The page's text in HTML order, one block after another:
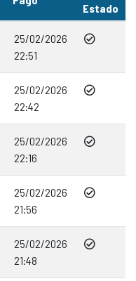
Estado
25/02/2026
22:51
25/02/2026
22:42
25/02/2026
22:16
25/02/2026
21:56
25/02/2026
21:48